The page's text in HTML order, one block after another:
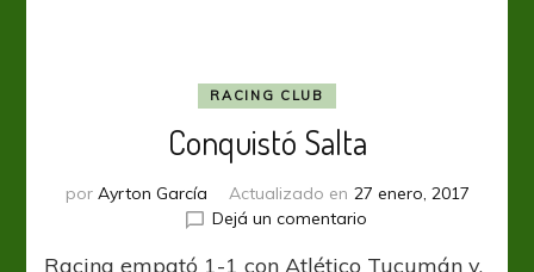
RACING CLUB
Conquistó Salta
por Ayrton García Actualizado en 27 enero, 2017
Dejá un comentarioen
Salta
Racing empató 1-1 con Atlético Tucumán y,